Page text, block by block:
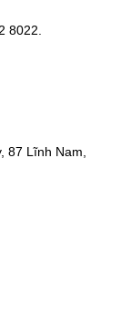
8022.
87 Lĩnh Nam,